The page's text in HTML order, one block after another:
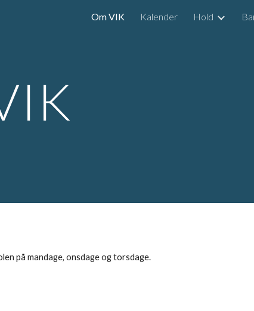
Skip to navigation
Om VIK Kalender Hold
på mandage, onsdage og torsdage.